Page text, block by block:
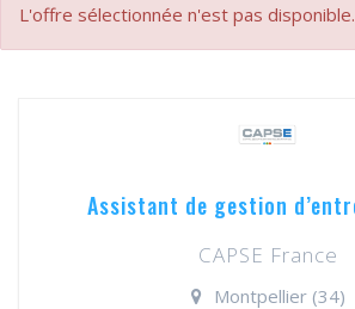
L'offre sélectionnée n'est pas disponible.
Assistant de gestion
CAPSE France
Montpellier (34)